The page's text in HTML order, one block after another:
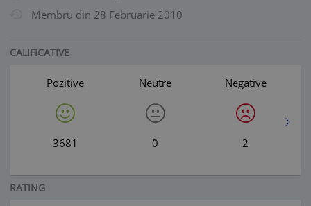
Membru din 28 Februarie 2010
CALIFICATIVE
Pozitive
3681
Neutre
0
Negative
2
RATING